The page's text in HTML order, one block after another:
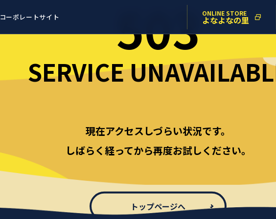
コーポレートサイト ONLINE STORE
よなよなの里
503
SERVICE
現在アクセスしづらい状況です。
しばらく経ってから再度お試しください。
トップページへ